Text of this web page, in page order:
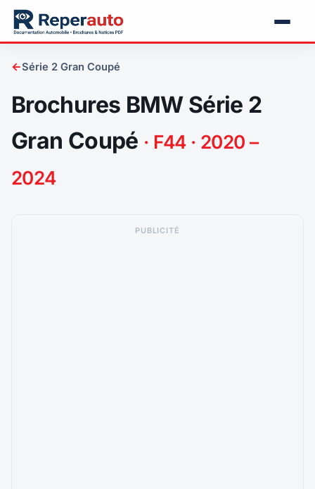
←Série 2 Gran Coupé
Brochures BMW Série 2
Gran Coupé · F44 · 2020 –
2024
PUBLICITÉ